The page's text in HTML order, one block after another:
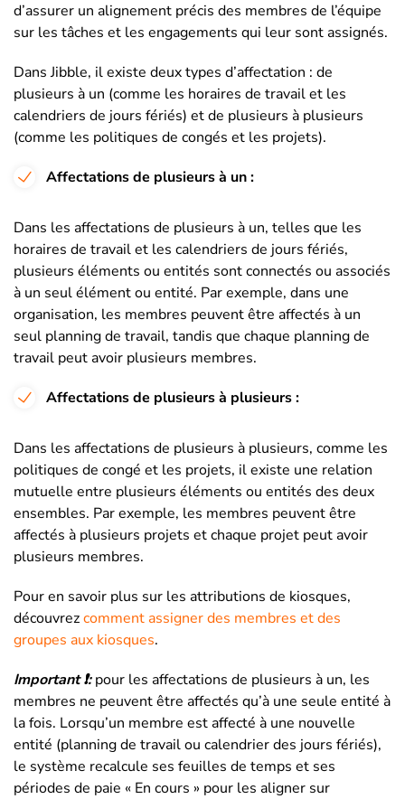
d’assurer un alignement précis des membres de l’équipe
sur les tâches et les engagements qui leur sont assignés.
Dans Jibble, il existe deux types d’affectation : de
plusieurs à un (comme les horaires de travail et les
calendriers de jours fériés) et de plusieurs à plusieurs
(comme les politiques de congés et les projets).
Affectations de plusieurs à un :
Dans les affectations de plusieurs à un, telles que les
horaires de travail et les calendriers de jours fériés,
plusieurs éléments ou entités sont connectés ou associés
à un seul élément ou entité. Par exemple, dans une
organisation, les membres peuvent être affectés à un
seul planning de travail, tandis que chaque planning de
travail peut avoir plusieurs membres.
Affectations de plusieurs à plusieurs :
Dans les affectations de plusieurs à plusieurs, comme les
politiques de congé et les projets, il existe une relation
mutuelle entre plusieurs éléments ou entités des deux
ensembles. Par exemple, les membres peuvent être
affectés à plusieurs projets et chaque projet peut avoir
plusieurs membres.
Pour en savoir plus sur les attributions de kiosques,
découvrezcomment assigner des membres et des
groupes aux kiosques.
Important ❗:pour les affectations de plusieurs à un, les
membres ne peuvent être affectés qu’à une seule entité à
la fois. Lorsqu’un membre est affecté à une nouvelle
entité (planning de travail ou calendrier des jours fériés),
le système recalcule ses feuilles de temps et ses
périodes de paie « En cours » pour les aligner sur